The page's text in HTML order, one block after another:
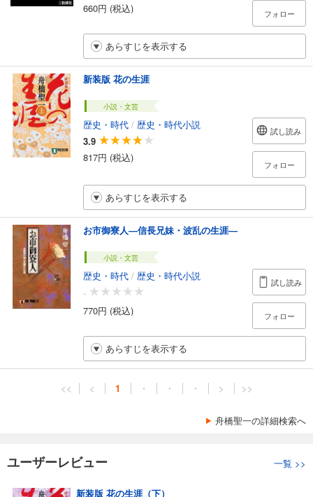
660円 (税込)
フォロー
あらすじを表示する
新装版 花の生涯
小説・文芸
歴史・時代 / 歴史・時代小説
3.9
817円 (税込)
試し読み
フォロー
あらすじを表示する
お市御寮人―信長兄妹・波乱の生涯―
小説・文芸
歴史・時代 / 歴史・時代小説
-
770円 (税込)
試し読み
フォロー
あらすじを表示する
<< < 1 ・ ・ ・ > >>
舟橋聖一の詳細検索へ
ユーザーレビュー 一覧 >>
新装版 花の生涯（下）